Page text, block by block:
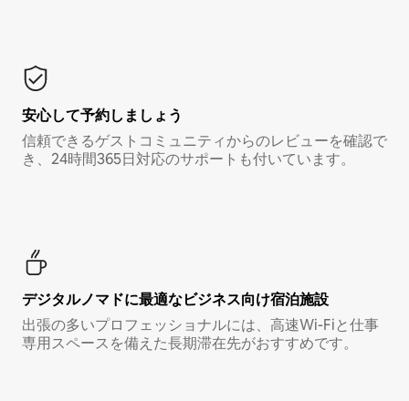
安心して予約しましょう
信頼できるゲストコミュニティからのレビューを確認で
き、24時間365日対応のサポートも付いています。
デジタルノマド⁠に最⁠適⁠なビ⁠ジ⁠ネ⁠ス⁠向⁠け宿⁠泊⁠施⁠設
出張の多いプロフェッショナルには、高速Wi-Fiと仕事
専用スペースを備えた長期滞在先がおすすめです。